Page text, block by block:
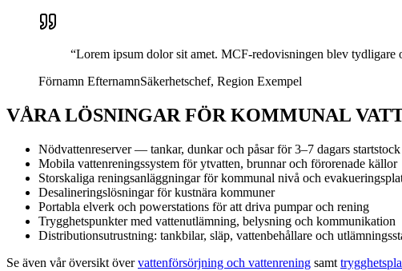
“Lorem ipsum dolor sit amet. MCF-redovisningen blev
Förnamn EfternamnSäkerhetschef, Region Exempel
VÅRA LÖSNINGAR FÖR KOMMUNAL
Nödvattenreserver — tankar, dunkar och påsar för 3–7 dagars startstock
Mobila vattenreningssystem för ytvatten, brunnar och förorenade källor
Storskaliga reningsanläggningar för kommunal nivå och
Desalineringslösningar för kustnära kommuner
Portabla elverk och powerstations för att driva pumpar och rening
Trygghetspunkter med vattenutlämning, belysning och kommunikation
Distributionsutrustning: tankbilar, släp, vattenbehållare och
Se även vår översikt övervattenförsörjning och vattenrening samt